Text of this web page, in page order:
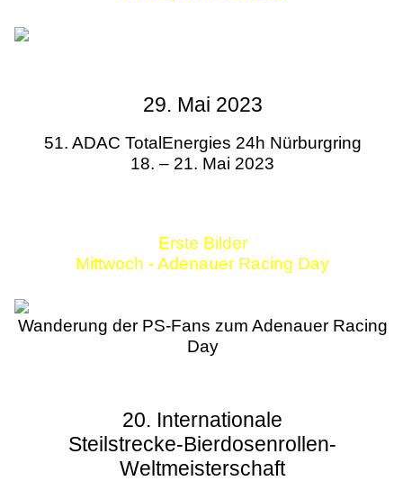
29. Mai 2023
51. ADAC TotalEnergies 24h Nürburgring
18. – 21. Mai 2023
Erste Bilder
Mittwoch - Adenauer Racing Day
Wanderung der PS-Fans zum Adenauer Racing
Day
20. Internationale
Steilstrecke-Bierdosenrollen-
Weltmeisterschaft